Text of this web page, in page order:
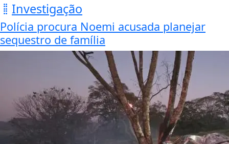
Investigação
Polícia procura Noemi acusada planejar
sequestro de família